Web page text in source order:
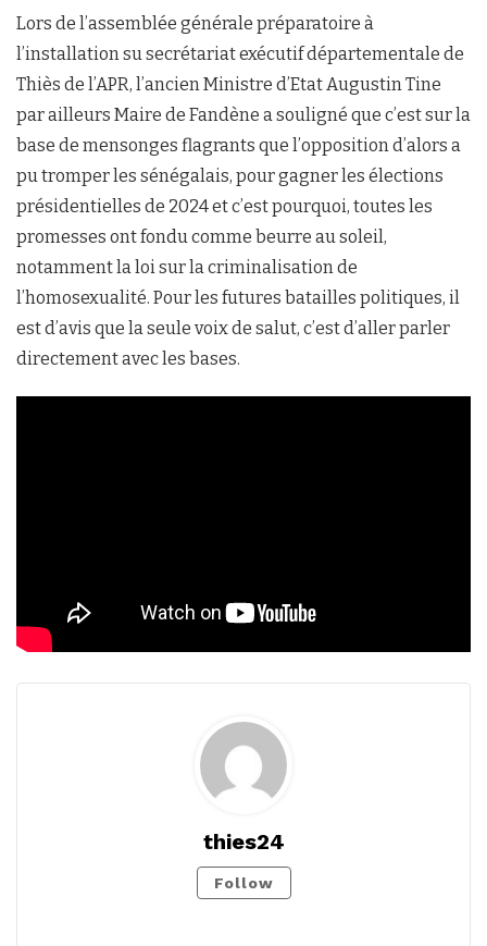
Lors de l’assemblée générale préparatoire à
l’installation su secrétariat exécutif départementale de
Thiès de l’APR, l’ancien Ministre d’Etat Augustin Tine
par ailleurs Maire de Fandène a souligné que c’est sur la
base de mensonges flagrants que l’opposition d’alors a
pu tromper les sénégalais, pour gagner les élections
présidentielles de 2024 et c’est pourquoi, toutes les
promesses ont fondu comme beurre au soleil,
notamment la loi sur la criminalisation de
l’homosexualité. Pour les futures batailles politiques, il
est d’avis que la seule voix de salut, c’est d’aller parler
directement avec les bases.
thies24
Follow